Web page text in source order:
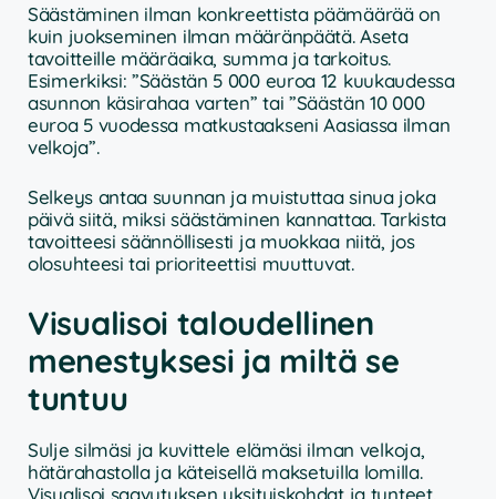
Säästäminen ilman konkreettista päämäärää on
kuin juokseminen ilman määränpäätä. Aseta
tavoitteille määräaika, summa ja tarkoitus.
Esimerkiksi: ”Säästän 5 000 euroa 12 kuukaudessa
asunnon käsirahaa varten” tai ”Säästän 10 000
euroa 5 vuodessa matkustaakseni Aasiassa ilman
velkoja”.
Selkeys antaa suunnan ja muistuttaa sinua joka
päivä siitä, miksi säästäminen kannattaa. Tarkista
tavoitteesi säännöllisesti ja muokkaa niitä, jos
olosuhteesi tai prioriteettisi muuttuvat.
Visualisoi taloudellinen
menestyksesi ja miltä se
tuntuu
Sulje silmäsi ja kuvittele elämäsi ilman velkoja,
hätärahastolla ja käteisellä maksetuilla lomilla.
Visualisoi saavutuksen yksityiskohdat ja tunteet.